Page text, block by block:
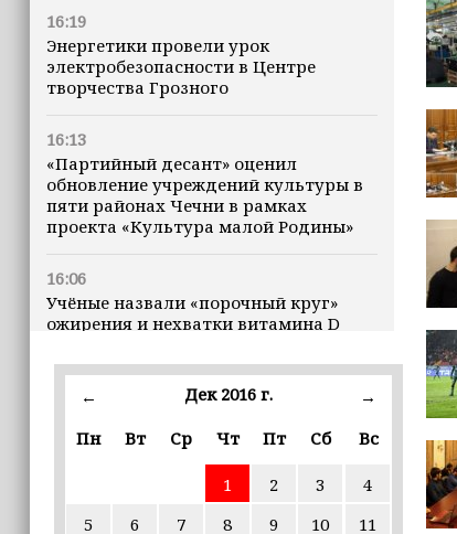
16:19
Энергетики провели урок
электробезопасности в Центре
творчества Грозного
16:13
«Партийный десант» оценил
обновление учреждений культуры в
пяти районах Чечни в рамках
проекта «Культура малой Родины»
16:06
Учёные назвали «порочный круг»
ожирения и нехватки витамина D
16:00
В Чеченской Республике начинается
В Чеченской Республики
избирательные комиссии
← Дек 2016 г.
→
Пн
Вт Ср Чт Пт Сб Вс
1 2 3
4
5
6 7 8 9 10 11